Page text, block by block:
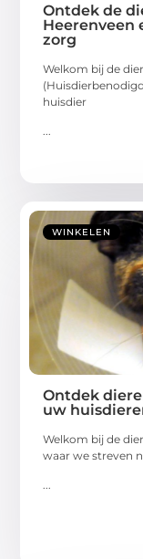
Ontdek de
Heerenveen
zorg
Welkom bij de
huisdier
...
WINKELEN
Ontdek
uw
Welkom bij de
waar we streven
...